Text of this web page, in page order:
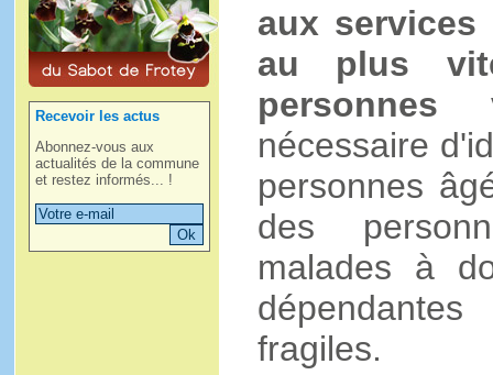
Recevoir les actus
Abonnez-vous aux
actualités de la commune
et restez informés... !
aux services
au plus
personnes
nécessaire
personnes
des
malades à
fragiles.